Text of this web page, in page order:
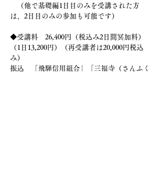
（他で基礎編1日目のみを受講された方
は、2日目のみの参加も可能です）
◆受講料　26,400円（税込み2日間冥加料）
（1日13,200円）（再受講者は20,000円税込
み）
振込　「飛騨信用組合」「三福寺（さんふく